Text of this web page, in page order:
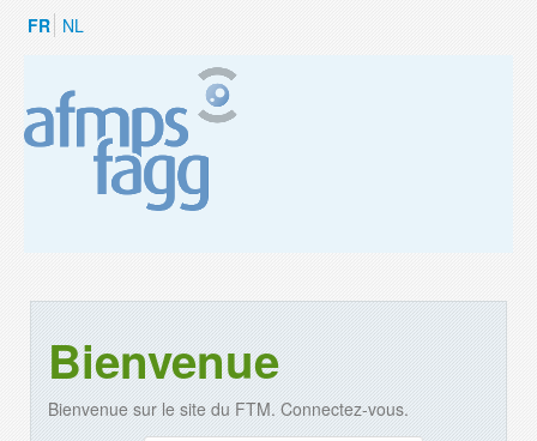
FR NL
Bienvenue
Bienvenue sur le site du FTM. Connectez-vous.